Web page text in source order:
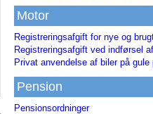
Motor
Registreringsafgift for nye og
Registreringsafgift ved indførsel
Privat anvendelse af biler på gule
Pension
Pensionsordninger